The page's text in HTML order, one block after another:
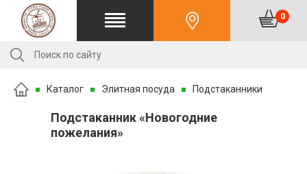
0
Каталог Элитная посуда Подстаканники
Подстаканник «Новогодние
пожелания»